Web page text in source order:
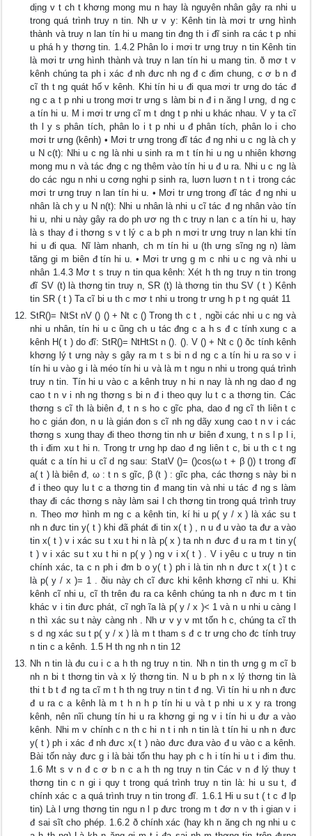
dịng v t ch t khơng mong mu n hay là nguyên nhân gây ra nhi u
trong quá trình truy n tin. Nh ư v y: Kênh tin là mơi tr ưng hình
thành và truy n lan tín hi u mang tin đng th i đĩ sinh ra các t p nhi
u phá h y thơng tin. 1.4.2 Phân lo i mơi tr ưng truy n tin Kênh tin
là mơi tr ưng hình thành và truy n lan tín hi u mang tin. ð mơ t v
kênh chúng ta ph i xác đ nh đưc nh ng đ c đim chung, c ơ b n đ
cĩ th t ng quát hố v kênh. Khi tín hi u đi qua mơi tr ưng do tác đ
ng c a t p nhi u trong mơi tr ưng s làm bi n đ i n ăng l ưng, d ng c
a tín hi u. M i mơi tr ưng cĩ m t dng t p nhi u khác nhau. V y ta cĩ
th l y s phân tích, phân lo i t p nhi u đ phân tích, phân lo i cho
mơi tr ưng (kênh) • Mơi tr ưng trong đĩ tác đ ng nhi u c ng là ch y
u N c(t): Nhi u c ng là nhi u sinh ra m t tín hi u ng u nhiên khơng
mong mu n và tác đng c ng thêm vào tín hi u đ u ra. Nhi u c ng là
do các ngu n nhi u cơng nghi p sinh ra, luơn luơn t n t i trong các
mơi tr ưng truy n lan tín hi u. • Mơi tr ưng trong đĩ tác đ ng nhi u
nhân là ch y u N n(t): Nhi u nhân là nhi u cĩ tác đ ng nhân vào tín
hi u, nhi u này gây ra do ph ươ ng th c truy n lan c a tín hi u, hay
là s thay đ i thơng s v t lý c a b ph n mơi tr ưng truy n lan khi tín
hi u đi qua. Nĩ làm nhanh, ch m tín hi u (th ưng sĩng ng n) làm
tăng gi m biên đ tín hi u. • Mơi tr ưng g m c nhi u c ng và nhi u
nhân 1.4.3 Mơ t s truy n tin qua kênh: Xét h th ng truy n tin trong
đĩ SV (t) là thơng tin truy n, SR (t) là thơng tin thu SV ( t ) Kênh
tin SR ( t ) Ta cĩ bi u th c mơ t nhi u trong tr ưng h p t ng quát 11
StR()= NtSt nV () () + Nt c () Trong th c t , ngồi các nhi u c ng và
nhi u nhân, tín hi u c ũng ch u tác đng c a h s đ c tính xung c a
kênh H( t ) do đĩ: StR()= NtHtSt n (). (). V () + Nt c () ðc tính kênh
khơng lý t ưng này s gây ra m t s bi n d ng c a tín hi u ra so v i
tín hi u vào g i là méo tín hi u và là m t ngu n nhi u trong quá trình
truy n tin. Tín hi u vào c a kênh truy n hi n nay là nh ng dao đ ng
cao t n v i nh ng thơng s bi n đ i theo quy lu t c a thơng tin. Các
thơng s cĩ th là biên đ, t n s ho c gĩc pha, dao đ ng cĩ th liên t c
ho c gián đon, n u là gián đon s cĩ nh ng dãy xung cao t n v i các
thơng s xung thay đi theo thơng tin nh ư biên đ xung, t n s l p l i,
th i đim xu t hi n. Trong tr ưng hp dao đ ng liên t c, bi u th c t ng
quát c a tín hi u cĩ d ng sau: StatV ()= ()cos(ω t + β ()) t trong đĩ
a( t ) là biên đ, ω : t n s gĩc, β (t ) : gĩc pha, các thơng s này bi n
đ i theo quy lu t c a thơng tin đ mang tin và nhi u tác đ ng s làm
thay đi các thơng s này làm sai l ch thơng tin trong quá trình truy
n. Theo mơ hình m ng c a kênh tin, kí hi u p( y / x ) là xác su t
nh n đưc tin y( t ) khi đã phát đi tin x( t ) , n u đ u vào ta đư a vào
tin x( t ) v i xác su t xu t hi n là p( x ) ta nh n đưc đ u ra m t tin y(
t ) v i xác su t xu t hi n p( y ) ng v i x( t ) . V i yêu c u truy n tin
chính xác, ta c n ph i đm b o y( t ) ph i là tin nh n đưc t x( t ) t c
là p( y / x )= 1 . ðiu này ch cĩ đưc khi kênh khơng cĩ nhi u. Khi
kênh cĩ nhi u, cĩ th trên đu ra ca kênh chúng ta nh n đưc m t tin
khác v i tin đưc phát, cĩ ngh ĩa là p( y / x )< 1 và n u nhi u càng l
n thì xác su t này càng nh . Nh ư v y v mt tốn h c, chúng ta cĩ th
s d ng xác su t p( y / x ) là m t tham s đ c tr ưng cho đc tính truy
n tin c a kênh. 1.5 H th ng nh n tin 12
Nh n tin là đu cu i c a h th ng truy n tin. Nh n tin th ưng g m cĩ b
nh n bi t thơng tin và x lý thơng tin. N u b ph n x lý thơng tin là
thi t b t đ ng ta cĩ m t h th ng truy n tin t đ ng. Vì tín hi u nh n đưc
đ u ra c a kênh là m t h n h p tín hi u và t p nhi u x y ra trong
kênh, nên nĩi chung tín hi u ra khơng gi ng v i tín hi u đư a vào
kênh. Nhi m v chính c n th c hi n t i nh n tin là t tín hi u nh n đưc
y( t ) ph i xác đ nh đưc x( t ) nào đưc đưa vào đ u vào c a kênh.
Bài tốn này đưc g i là bài tốn thu hay ph c h i tín hi u t i đim thu.
1.6 Mt s v n đ c ơ b n c a h th ng truy n tin Các v n đ lý thuy t
thơng tin c n gi i quy t trong quá trình truy n tin là: hi u su t, đ
chính xác c a quá trình truy n tin trong đĩ. 1.6.1 Hi u su t ( t c đ lp
tin) Là l ưng thơng tin ngu n l p đưc trong m t đơ n v th i gian v i
đ sai sĩt cho phép. 1.6.2 ð chính xác (hay kh n ăng ch ng nhi u c